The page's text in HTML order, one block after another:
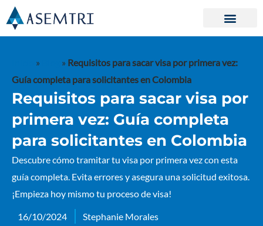
al
» » Requisitos para sacar visa por primera vez:
Guía completa para solicitantes en Colombia
Requisitos para sacar visa por
primera vez: Guía completa
para solicitantes en Colombia
Descubre cómo tramitar tu visa por primera vez con esta
guía completa. Evita errores y asegura una solicitud exitosa.
¡Empieza hoy mismo tu proceso de visa!
16/10/2024 Stephanie Morales